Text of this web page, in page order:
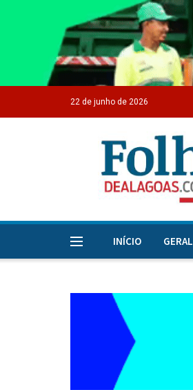
22 de junho de 2026
INÍCIO GERAL